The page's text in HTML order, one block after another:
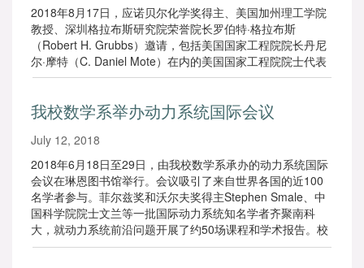
2018年8月17日，应诺贝尔化学奖得主、美国加州理工学院
教授、深圳格拉布斯研究院荣誉院长罗伯特·格拉布斯
（Robert H. Grubbs）邀请，包括美国国家工程院院长丹尼
尔·摩特（C. Daniel Mote）在内的美国国家工程院院士代表
团参观了深圳格拉布斯研究院。我校党委副书记李凤亮接待
我校数学系举办动力系统国际会议
July 12, 2018
2018年6月18日至29日，由我校数学系承办的动力系统国际
会议在琳恩图书馆举行。会议吸引了来自世界各国的近100
名学者参与。菲尔兹奖和沃尔夫奖得主Stephen Smale、中
国科学院院士文兰等一批国际动力系统知名学者齐聚南科
大，就动力系统前沿问题开展了约50场课程和学术报告。校
长陈十一出席会议。